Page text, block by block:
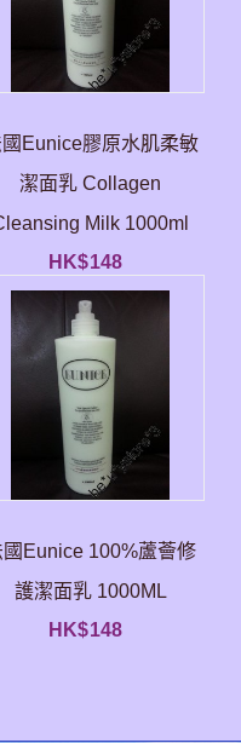
國Eunice膠原水肌柔敏
潔面乳 Collagen
Milk 1000ml
HK$148
國Eunice 100%蘆薈修
護潔面乳 1000ML
HK$148